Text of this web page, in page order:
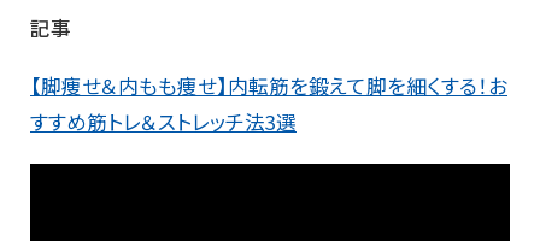
記事
【脚痩せ＆内もも痩せ】内転筋を鍛えて脚を細くする！お
すすめ筋トレ＆ストレッチ法3選